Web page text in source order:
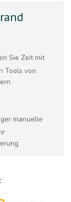
Sie Zeit mit
Tools von
manuelle